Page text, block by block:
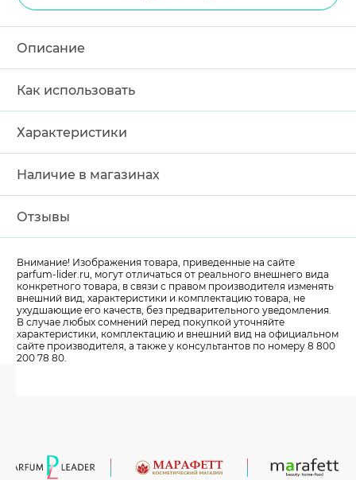
Описание
Как использовать
Характеристики
Наличие в магазинах
Отзывы
Внимание! Изображения товара, приведенные на сайте
parfum-lider.ru, могут отличаться от реального внешнего вида
конкретного товара, в связи с правом производителя изменять
внешний вид, характеристики и комплектацию товара, не
ухудшающие его качеств, без предварительного уведомления.
В случае любых сомнений перед покупкой уточняйте
характеристики, комплектацию и внешний вид на официальном
сайте производителя, а также у консультантов по номеру 8 800
200 78 80.